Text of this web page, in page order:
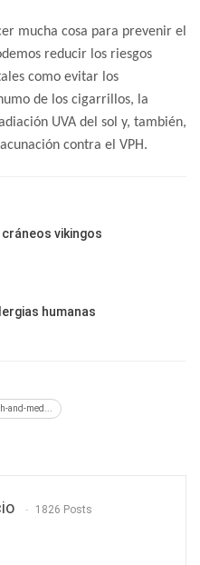
mucha cosa para prevenir el
reducir los riesgos
como evitar los
de los cigarrillos, la
UVA del sol y, también,
contra el VPH.
vikingos
humanas
and-med...
1826 Posts